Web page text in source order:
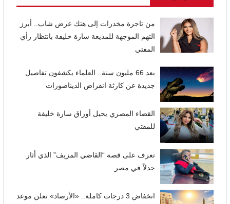
من تاجرة مخدرات إلى هتك عرض شاب.. أبرز
التهم الموجهة للمذيعة سارة خليفة بانتظار رأي
المفتي
بعد 66 مليون سنة.. العلماء يكشفون تفاصيل
جديدة عن كارثة انقراض الديناصورات
القضاء المصري يحيل أوراق سارة خليفة
للمفتي
تعرف على قصة “القاضي المزيف” الذي أثار
جدلاً في مصر
انخفاض 3 درجات كاملة.. «الأرصاد» تعلن موعد